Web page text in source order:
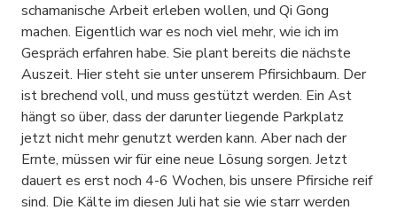
schamanische Arbeit erleben wollen, und Qi Gong
machen. Eigentlich war es noch viel mehr, wie ich im
Gespräch erfahren habe. Sie plant bereits die nächste
Auszeit. Hier steht sie unter unserem Pfirsichbaum. Der
ist brechend voll, und muss gestützt werden. Ein Ast
hängt so über, dass der darunter liegende Parkplatz
jetzt nicht mehr genutzt werden kann. Aber nach der
Ernte, müssen wir für eine neue Lösung sorgen. Jetzt
dauert es erst noch 4-6 Wochen, bis unsere Pfirsiche reif
sind. Die Kälte im diesen Juli hat sie wie starr werden